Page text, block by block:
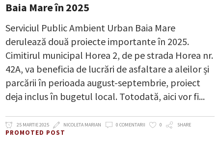
Baia Mare în 2025
Serviciul Public Ambient Urban Baia Mare
derulează două proiecte importante în 2025.
Cimitirul municipal Horea 2, de pe strada Horea nr.
42A, va beneficia de lucrări de asfaltare a aleilor și
parcării în perioada august-septembrie, proiect
deja inclus în bugetul local. Totodată, aici vor fi
25 MARTIE 2025 NICOLETA MARIAN 0 COMENTARII 0 SHARE
PROMOTED POST